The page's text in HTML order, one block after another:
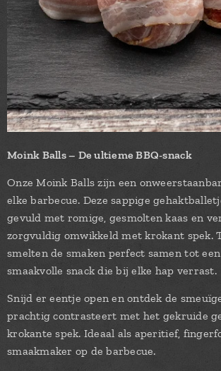
Moink Balls – De ultieme BBQ-snack
Onze Moink Balls zijn een
elke barbecue. Deze sappige
gevuld met romige, gesmolten kaas en
zorgvuldig omwikkeld met krokant spek.
smelten de smaken perfect samen tot
smaakvolle snack die bij elke hap verrast.
Snijd er eentje open en ontdek de
prachtig contrasteert met het gekruide
krokante spek. Ideaal als aperitief,
smaakmaker op de barbecue.